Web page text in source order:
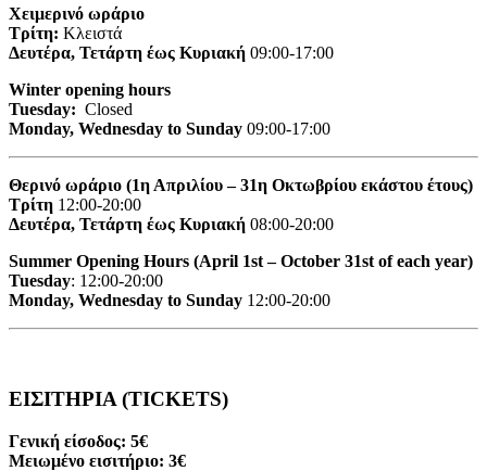
Χειμερινό ωράριο
Τρίτη: Κλειστά
Δευτέρα, Τετάρτη έως Κυριακή 09:00-17:00
Winter opening hours
Tuesday: Closed
Monday, Wednesday to Sunday 09:00-17:00
Θερινό ωράριο (1η Απριλίου – 31η Οκτωβρίου εκάστου έτους)
Τρίτη 12:00-20:00
Δευτέρα, Τετάρτη έως Κυριακή 08:00-20:00
Summer Opening Hours (April 1st – October 31st of each year)
Tuesday: 12:00-20:00
Monday, Wednesday to Sunday 12:00-20:00
ΕΙΣΙΤΗΡΙΑ (TICKETS)
Γενική είσοδος: 5€
Μειωμένο εισιτήριο: 3€